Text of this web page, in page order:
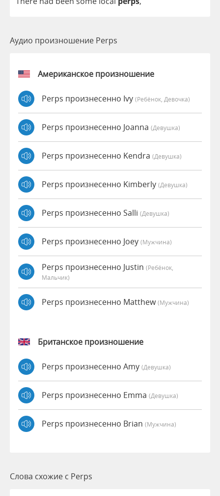
Аудио произношение Perps
Американское произношение
Perps произнесенно Ivy (Ребёнок, Девочка)
Perps произнесенно Joanna (девушка)
Perps произнесенно Kendra (девушка)
Perps произнесенно Kimberly (девушка)
Perps произнесенно Salli (девушка)
Perps произнесенно Joey (мужчина)
Perps произнесенно Justin (Ребёнок,
Мальчик)
Perps произнесенно Matthew(мужчина)
Британское произношение
Perps произнесенно Amy (девушка)
Perps произнесенно Emma (девушка)
Perps произнесенно Brian (мужчина)
Слова схожие с Perps